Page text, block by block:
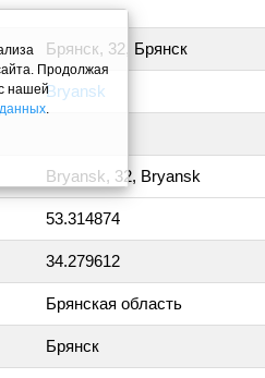
Брянск, 32, Брянск
Bryansk
Bryansk, 32, Bryansk
53.314874
34.279612
Брянская область
Брянск
Продолжая
нашей